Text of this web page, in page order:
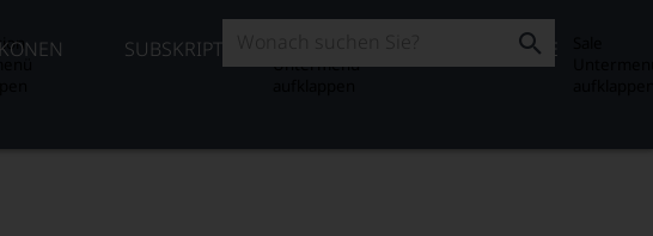
SUBSKRIPTION
Untermenü
SALE